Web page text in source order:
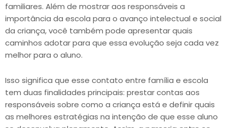
familiares. Além de mostrar aos responsáveis a
importância da escola para o avanço intelectual e social
da criança, você também pode apresentar quais
caminhos adotar para que essa evolução seja cada vez
melhor para o aluno.
Isso significa que esse contato entre família e escola
tem duas finalidades principais: prestar contas aos
responsáveis sobre como a criança está e definir quais
as melhores estratégias na intenção de que esse aluno